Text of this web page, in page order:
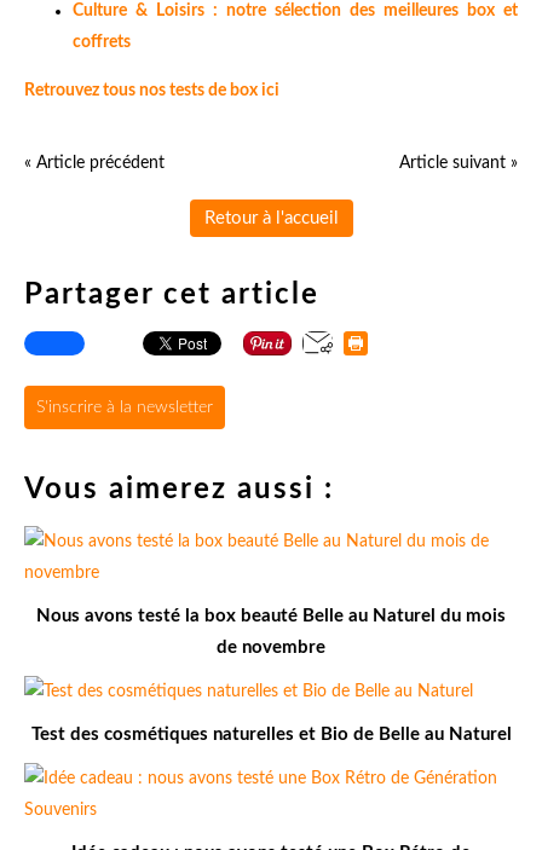
Culture & Loisirs : notre sélection des meilleures box et
coffrets
Retrouvez tous nos tests de box ici
« Article précédent Article suivant »
Retour à l'accueil
Partager cet article
S'inscrire à la newsletter
Vous aimerez aussi :
Nous avons testé la box beauté Belle au Naturel du mois
de novembre
Test des cosmétiques naturelles et Bio de Belle au Naturel